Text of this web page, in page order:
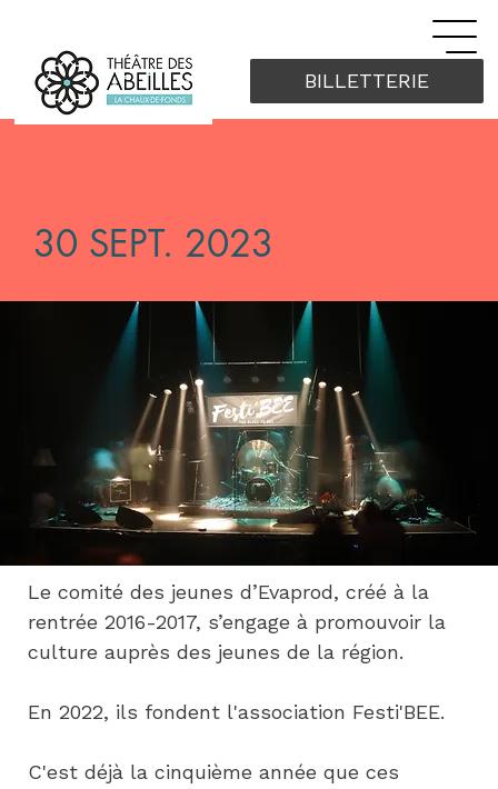
BILLETTERIE
Le comité des jeunes d’Evaprod, créé à la
rentrée 2016-2017, s’engage à promouvoir la
culture auprès des jeunes de la région.
En 2022, ils fondent l'association Festi'BEE.
C'est déjà la cinquième année que ces
30 SEPT. 2023